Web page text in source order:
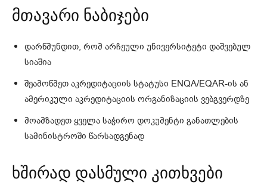
მთავარი ნაბიჯები
დარწმუნდით, რომ არჩეული უნივერსიტეტი დაშვებულ
სიაშია
შეამოწმეთ აკრედიტაციის სტატუსი ENQA/EQAR-ის ან
ამერიკული აკრედიტაციის ორგანიზაციის ვებგვერდზე
მოამზადეთ ყველა საჭირო დოკუმენტი განათლების
სამინისტროში წარსადგენად
ხშირად დასმული კითხვები